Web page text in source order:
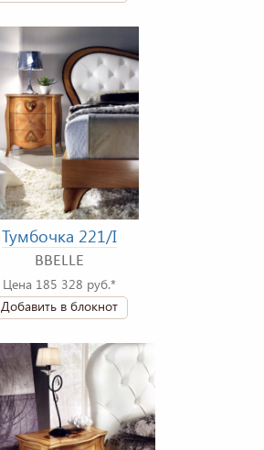
Тумбочка 221/I
BBELLE
Цена 185 328 руб.*
Добавить в блокнот